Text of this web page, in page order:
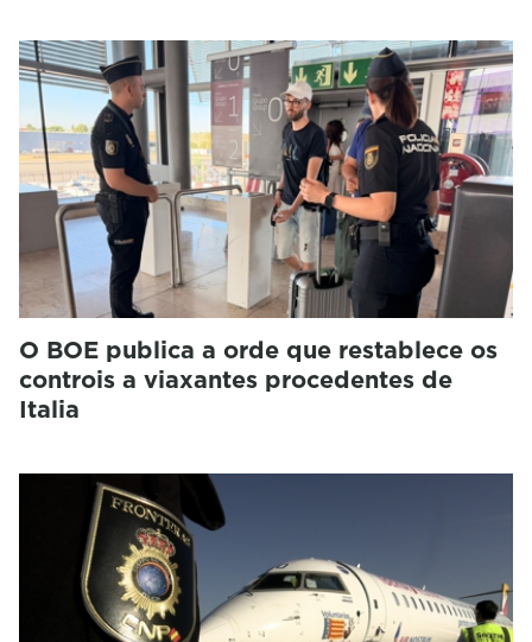
O BOE publica a orde que restablece os
controis a viaxantes procedentes de
Italia